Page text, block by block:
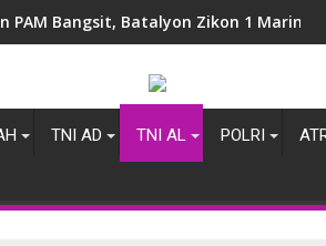
PAM Bangsit, Batalyon Zikon 1 Marinir
TNI AD TNI AL POLRI